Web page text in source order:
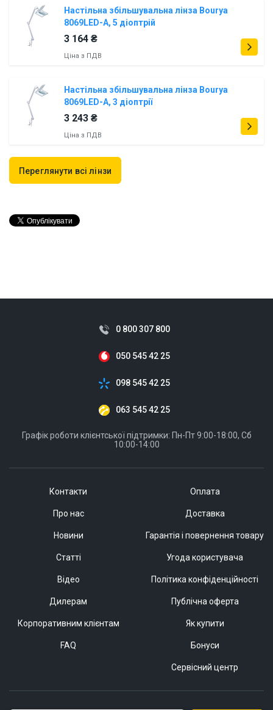
Настільна збільшувальна лінза Bourya
8069LED-A, 5 діоптрій
3 164 ₴
Ціна з ПДВ
Настільна збільшувальна лінза Bourya
8069LED-A, 3 діоптрії
3 243 ₴
Ціна з ПДВ
Переглянути всі лінзи
Контакти
Про нас
Новини
Статті
Відео
Дилерам
Корпоративним клієнтам
FAQ
Оплата
Доставка
Гарантія і повернення товару
Угода користувача
Політика конфіденційності
Публічна оферта
Як купити
Бонуси
Сервісний центр
0 800 307 800
050 545 42 25
098 545 42 25
063 545 42 25
Графік роботи клієнтської підтримки: Пн-Пт 9:00-18:00, Сб
10:00-14:00